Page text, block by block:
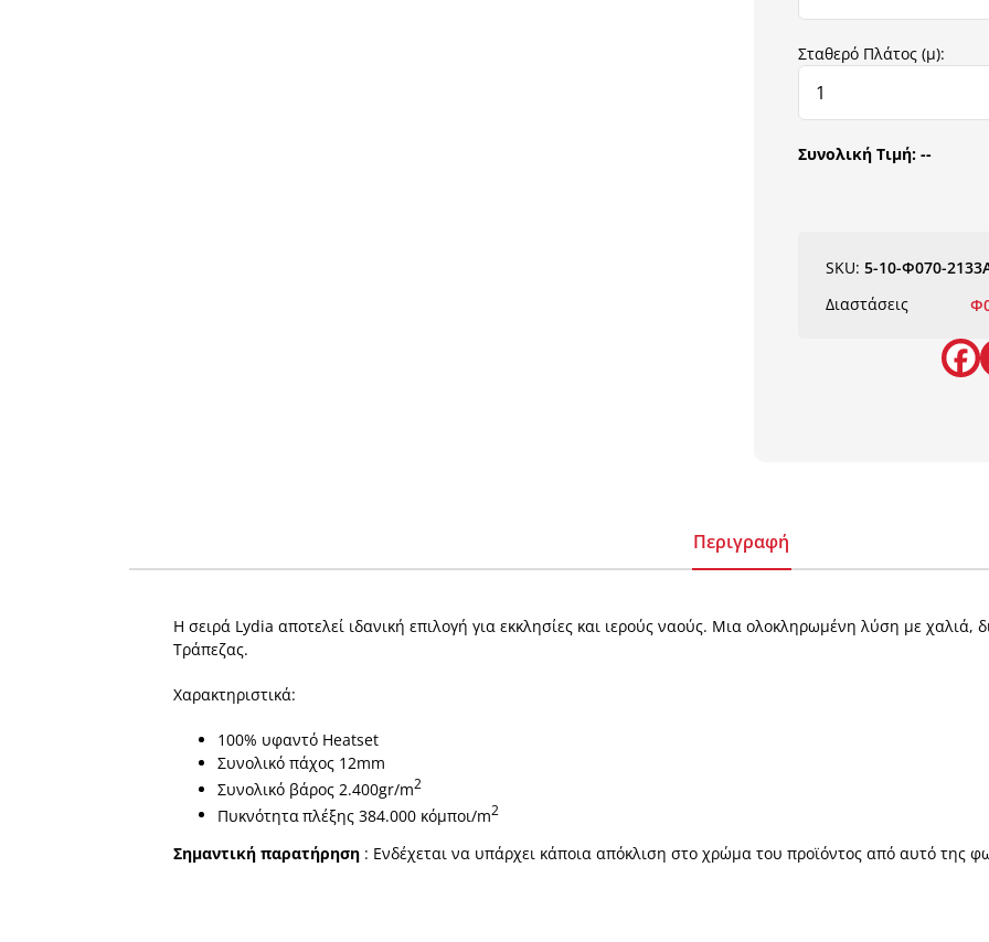
Σταθερό Πλάτος (μ):
Συνολική Τιμή:--
SKU:5-10-Φ070-
Διαστάσεις
Περιγραφή
H σειρά Lydia αποτελεί ιδανική επιλογή για εκκλησίες και ιερούς ναούς. Μια ολοκληρωμένη λύση με χαλιά,
Τράπεζας.
Χαρακτηριστικά:
100% υφαντό Heatset
Συνολικό πάχος 12mm
Συνολικό βάρος 2.400gr/m2
Πυκνότητα πλέξης 384.000 κόμποι/m2
Σημαντική παρατήρηση: Ενδέχεται να υπάρχει κάποια απόκλιση στο χρώμα του προϊόντος από αυτό της